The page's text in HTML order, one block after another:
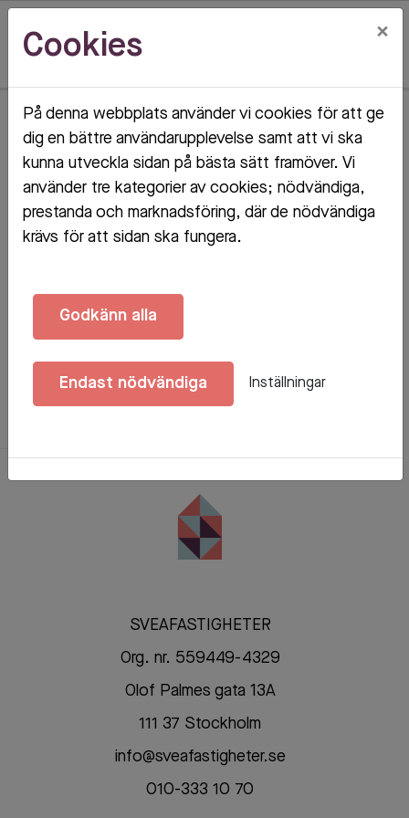
Hem Objektsdetalj
Objektsdetalj
Objektet kan ej visas
kan t.ex. bero på att det inte längre finns tillgängligt
att söka.
SVEAFASTIGHETER
Org. nr. 559449-4329
Olof Palmes gata 13A
111 37 Stockholm
info@sveafastigheter.se
010-333 10 70
Cookies ×
På denna webbplats använder vi cookies för att ge
dig en bättre användarupplevelse samt att vi ska
kunna utveckla sidan på bästa sätt framöver. Vi
använder tre kategorier av cookies; nödvändiga,
prestanda och marknadsföring, där de nödvändiga
krävs för att sidan ska fungera.
Godkänn alla
Endast nödvändiga Inställningar